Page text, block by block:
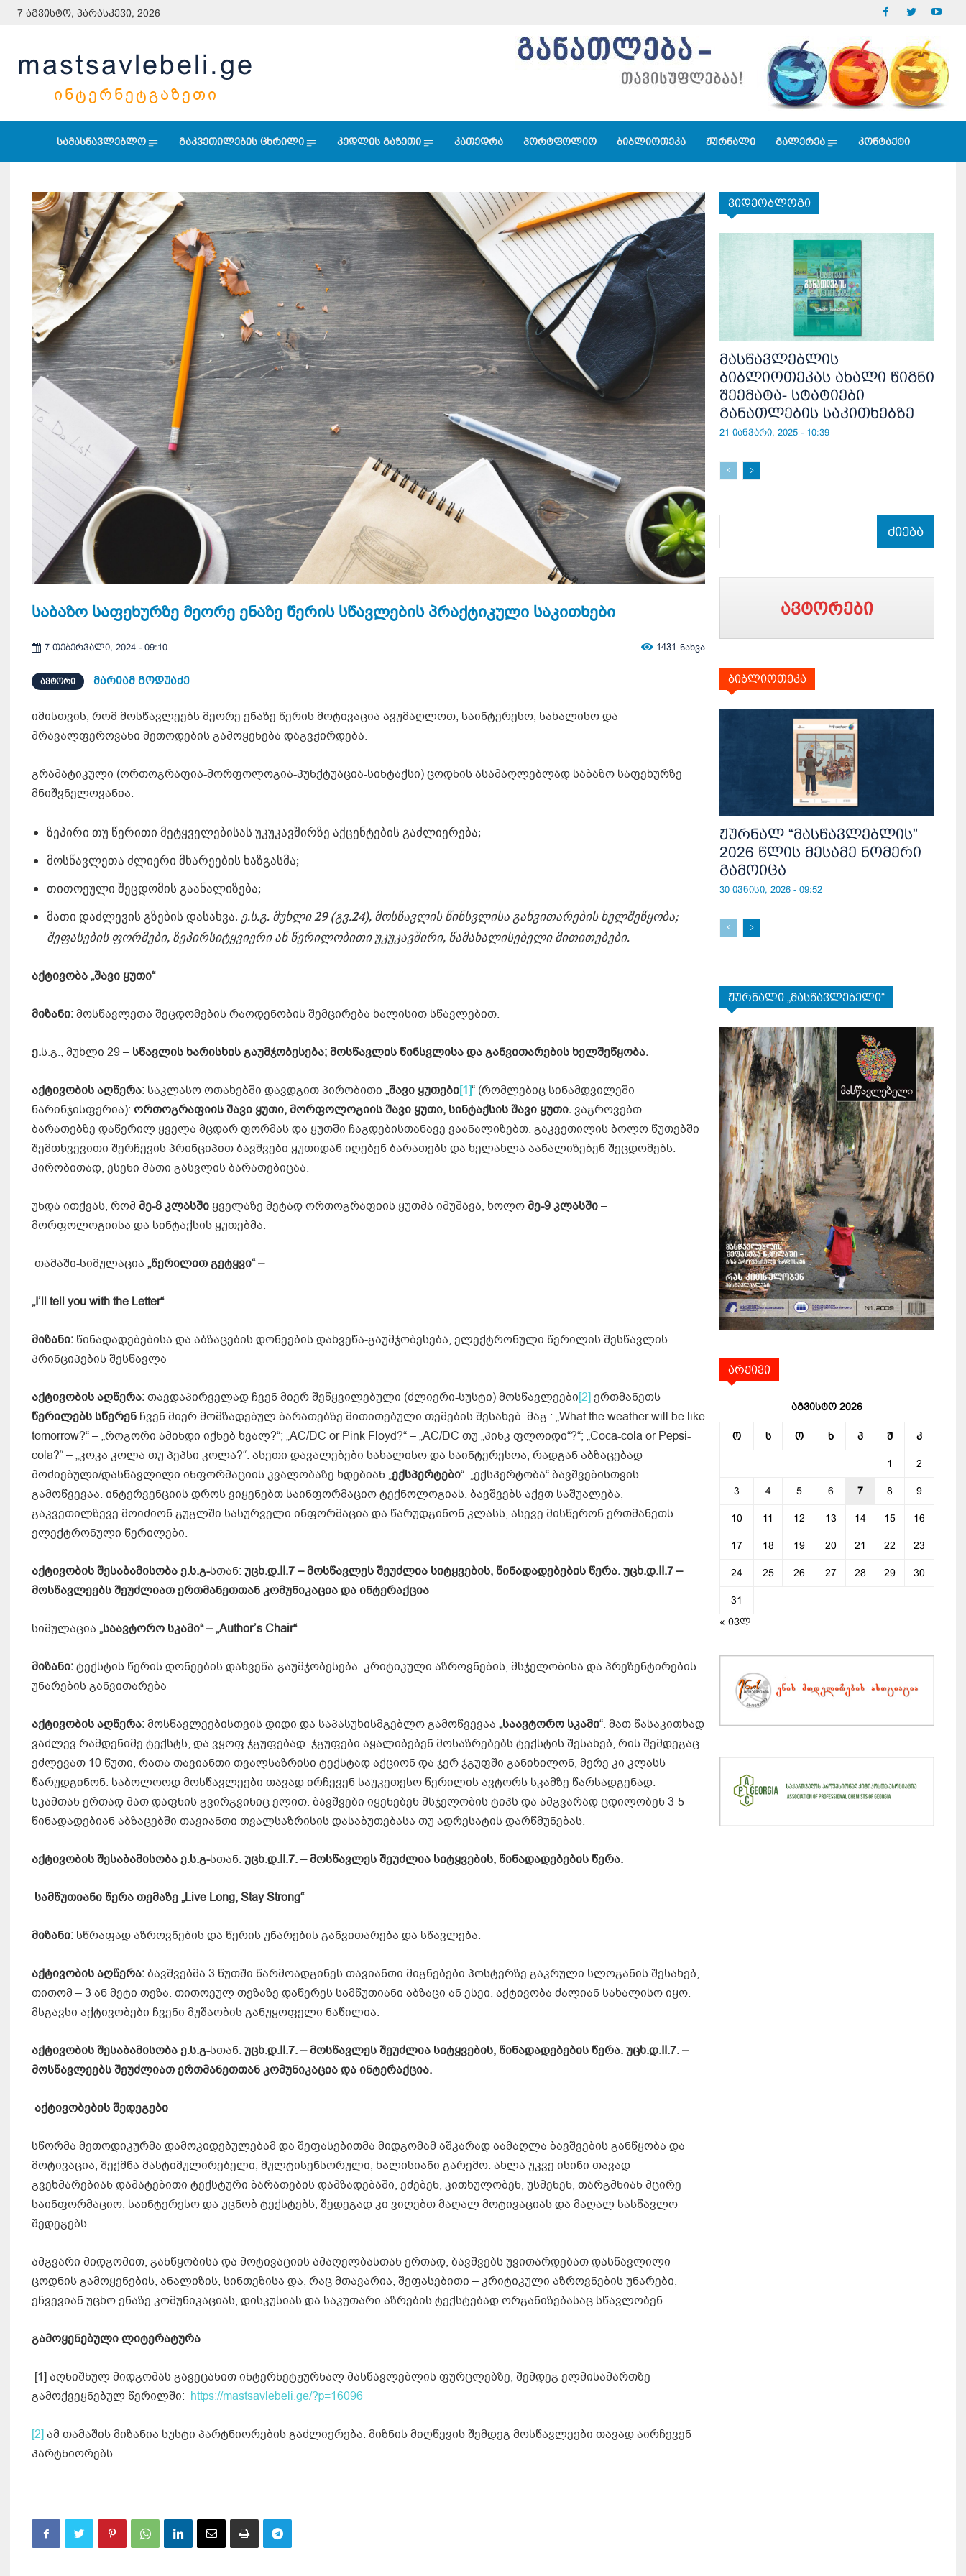
7 აგვისტო, პარასკევი, 2026
mastsavlebeli.ge
ᲘᲜᲢᲔᲠᲜᲔᲢᲒᲐᲖᲔᲗᲘ
სამასწავლებლო გაკვეთილების ცხრილი კედლის გაზეთი კათედრა პორტფოლიო ბიბლიოთეკა ჟურნალი გალერეა კონტაქტი
საბაზო საფეხურზე მეორე ენაზე წერის სწავლების პრაქტიკული საკითხები
7 თებერვალი, 2024 - 09:10 1431 ნახვა
ᲐᲕᲢᲝᲠᲘ მარიამ გოდუაძე
იმისთვის, რომ მოსწავლეებს მეორე ენაზე წერის მოტივაცია ავუმაღლოთ, საინტერესო, სახალისო და
მრავალფეროვანი მეთოდების გამოყენება დაგვჭირდება.
გრამატიკული (ორთოგრაფია-მორფოლოგია-პუნქტუაცია-სინტაქსი) ცოდნის ასამაღლებლად საბაზო საფეხურზე
მნიშვნელოვანია:
ზეპირი თუ წერითი მეტყველებისას უკუკავშირზე აქცენტების გაძლიერება;
მოსწავლეთა ძლიერი მხარეების ხაზგასმა;
თითოეული შეცდომის გაანალიზება;
მათი დაძლევის გზების დასახვა. ე.ს.გ. მუხლი 29 (გვ.24), მოსწავლის წინსვლისა განვითარების ხელშეწყობა;
შეფასების ფორმები, ზეპირსიტყვიერი ან წერილობითი უკუკავშირი, წამახალისებელი მითითებები.
აქტივობა„შავი ყუთი“
მიზანი:მოსწავლეთა შეცდომების რაოდენობის შემცირება ხალისით სწავლებით.
ე.ს.გ., მუხლი 29 – სწავლის ხარისხისგაუმჯობესება;მოსწავლის წინსვლისადაგანვითარების ხელშეწყობა.
აქტივობის აღწერა: საკლასო ოთახებში დავდგით პირობითი „შავი ყუთები[1]“ (რომლებიც სინამდვილეში
ნარინჯისფერია): ორთოგრაფიის შავი ყუთი, მორფოლოგიის შავი ყუთი, სინტაქსის შავი ყუთი.ვაგროვებთ
ბარათებზე დაწერილ ყველა მცდარ ფორმას და ყუთში ჩაგდებისთანავე ვაანალიზებთ. გაკვეთილის ბოლო წუთებში
შემთხვევითი შერჩევის პრინციპით ბავშვები ყუთიდან იღებენ ბარათებს და ხელახლა აანალიზებენ შეცდომებს.
პირობითად, ესენი მათი გასვლის ბარათებიცაა.
უნდა ითქვას, რომ მე-8 კლასშიყველაზე მეტად ორთოგრაფიის ყუთმა იმუშავა, ხოლომე-9 კლასში–
მორფოლოგიისა და სინტაქსის ყუთებმა.
თამაში-სიმულაცია „წერილით გეტყვი“ –
„I’ll tell you with the Letter“
მიზანი: წინადადებებისა და აბზაცების დონეების დახვეწა-გაუმჯობესება, ელექტრონული წერილის შესწავლის
პრინციპების შესწავლა
აქტივობის აღწერა:თავდაპირველად ჩვენ მიერ შეწყვილებული (ძლიერი-სუსტი) მოსწავლეები[2]ერთმანეთს
წერილებს სწერენ ჩვენ მიერ მომზადებულ ბარათებზე მითითებული თემების შესახებ. მაგ.: „What the weather will be like
tomorrow?“ – „როგორი ამინდი იქნებ ხვალ?“; „AC/DC or Pink Floyd?“ – „AC/DC თუ „პინკ ფლოიდი“?“; „Coca-cola or Pepsi-
cola?“ – „კოკა კოლა თუ პეპსი კოლა?“. ასეთი დავალებები სახალისო და საინტერესოა, რადგან აბზაცებად
მოძიებული/დასწავლილი ინფორმაციის კვალობაზე ხდებიან „ექსპერტები“. „ექსპერტობა“ ბავშვებისთვის
გამოწვევაა. ინტერვენციის დროს ვიყენებთ საინფორმაციო ტექნოლოგიას. ბავშვებს აქვთ საშუალება,
გაკვეთილზევე მოიძიონ გუგლში სასურველი ინფორმაცია და წარუდგინონ კლასს, ასევე მისწერონ ერთმანეთს
ელექტრონული წერილები.
აქტივობის შესაბამისობა ე.ს.გ-სთან: უცხ.დ.II.7 –მოსწავლეს შეუძლია სიტყვების, წინადადებების წერა.უცხ.დ.II.7 –
მოსწავლეებს შეუძლიათერთმანეთთან კომუნიკაციადა ინტერაქცია
სიმულაცია „საავტორო სკამი“ – „Author’s Chair“
მიზანი:ტექსტის წერის დონეების დახვეწა-გაუმჯობესება. კრიტიკული აზროვნების, მსჯელობისა და პრეზენტირების
უნარების განვითარება
აქტივობის აღწერა:მოსწავლეებისთვის დიდი და საპასუხისმგებლო გამოწვევაა „საავტორო სკამი“. მათ წასაკითხად
ვაძლევ რამდენიმე ტექსტს, და ვყოფ ჯგუფებად. ჯგუფები აყალიბებენ მოსაზრებებს ტექსტის შესახებ, რის შემდეგაც
ეძლევათ 10 წუთი, რათა თავიანთი თვალსაზრისი ტექსტად აქციონ და ჯერ ჯგუფში განიხილონ, მერე კი კლასს
წარუდგინონ. საბოლოოდ მოსწავლეები თავად ირჩევენ საუკეთესო წერილის ავტორს სკამზე წარსადგენად.
სკამთან ერთად მათ დაფნის გვირგვინიც ელით. ბავშვები იყენებენ მსჯელობის ტიპს და ამგვარად ცდილობენ 3-5-
წინადადებიან აბზაცებში თავიანთი თვალსაზრისის დასაბუთებასა თუ ადრესატის დარწმუნებას.
აქტივობის შესაბამისობა ე.ს.გ-სთან: უცხ.დ.II.7.–მოსწავლეს შეუძლია სიტყვების, წინადადებების წერა.
სამწუთიანი წერა თემაზე „Live Long, Stay Strong“
მიზანი: სწრაფად აზროვნების და წერის უნარების განვითარება და სწავლება.
აქტივობის აღწერა:ბავშვებმა 3 წუთში წარმოადგინეს თავიანთი მიგნებები პოსტერზე გაკრული სლოგანის შესახებ,
თითომ – 3 ან მეტი თეზა. თითოეულ თეზაზე დაწერეს სამწუთიანი აბზაცი ან ესეი. აქტივობა ძალიან სახალისო იყო.
მსგავსი აქტივობები ჩვენი მუშაობის განუყოფელი ნაწილია.
აქტივობის შესაბამისობა ე.ს.გ-სთან: უცხ.დ.II.7.–მოსწავლეს შეუძლია სიტყვების, წინადადებების წერა.უცხ.დ.II.7. –
მოსწავლეებს შეუძლიათერთმანეთთან კომუნიკაციადა ინტერაქცია.
აქტივობების შედეგები
სწორმა მეთოდიკურმა დამოკიდებულებამ და შეფასებითმა მიდგომამ აშკარად აამაღლა ბავშვების განწყობა და
მოტივაცია, შექმნა მასტიმულირებელი, მულტისენსორული, ხალისიანი გარემო. ახლა უკვე ისინი თავად
გვეხმარებიან დამატებითი ტექსტური ბარათების დამზადებაში, ეძებენ, კითხულობენ, უსმენენ, თარგმნიან მცირე
საინფორმაციო, საინტერესო და უცნობ ტექსტებს, შედეგად კი ვიღებთ მაღალ მოტივაციას და მაღალ სასწავლო
შედეგებს.
ამგვარი მიდგომით, განწყობისა და მოტივაციის ამაღელბასთან ერთად, ბავშვებს უვითარდებათ დასწავლილი
ცოდნის გამოყენების, ანალიზის, სინთეზისა და, რაც მთავარია, შეფასებითი – კრიტიკული აზროვნების უნარები,
ეჩვევიან უცხო ენაზე კომუნიკაციას, დისკუსიას და საკუთარი აზრების ტექსტებად ორგანიზებასაც სწავლობენ.
გამოყენებული ლიტერატურა
[1] აღნიშნულ მიდგომას გავეცანით ინტერნეტჟურნალ მასწავლებლის ფურცლებზე, შემდეგ ელმისამართზე
გამოქვეყნებულ წერილში: https://mastsavlebeli.ge/?p=16096
[2]ამ თამაშის მიზანია სუსტი პარტნიორების გაძლიერება. მიზნის მიღწევის შემდეგ მოსწავლეები თავად აირჩევენ
პარტნიორებს.
ვიდეობლოგი
მასწავლებლის
ბიბლიოთეკას ახალი წიგნი
შეემატა- სტატიები
განათლების საკითხებზე
21 იანვარი, 2025 - 10:39
ძიება
ავტორები
ბიბლიოთეკა
ჟურნალ “მასწავლებლის”
2026 წლის მესამე ნომერი
გამოიცა
30 ივნისი, 2026 - 09:52
ჟურნალი „მასწავლებელი“
არქივი
აგვისტო 2026
ო ს ო ხ პ შ კ
1 2
3 4 5 6 7 8 9
10 11 12 13 14 15 16
17 18 19 20 21 22 23
24 25 26 27 28 29 30
31
« ივლ